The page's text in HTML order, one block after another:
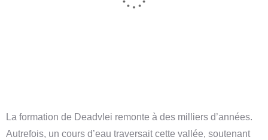
La formation de Deadvlei remonte à des milliers d’années.
Autrefois, un cours d’eau traversait cette vallée, soutenant